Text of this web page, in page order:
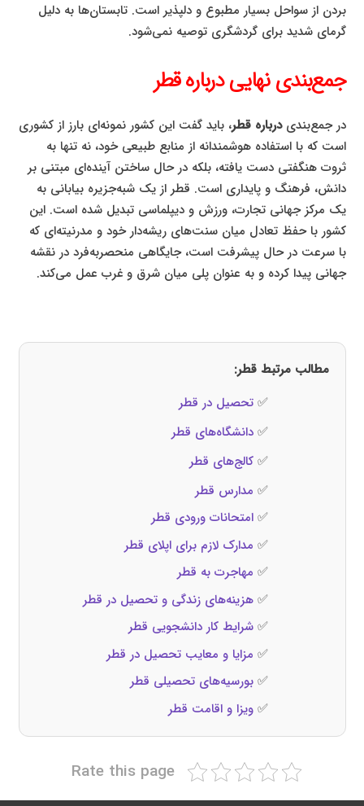
بردن از سواحل بسیار مطبوع و دلپذیر است. تابستان‌ها به دلیل
گرمای شدید برای گردشگری توصیه نمی‌شود.
جمع‌بندی نهایی درباره قطر
در جمع‌بندیدرباره قطر، باید گفت این کشور نمونه‌ای بارز از کشوری
است که با استفاده هوشمندانه از منابع طبیعی خود، نه تنها به
ثروت هنگفتی دست یافته، بلکه در حال ساختن آینده‌ای مبتنی بر
دانش، فرهنگ و پایداری است. قطر از یک شبه‌جزیره بیابانی به
یک مرکز جهانی تجارت، ورزش و دیپلماسی تبدیل شده است. این
کشور با حفظ تعادل میان سنت‌های ریشه‌دار خود و مدرنیته‌ای که
با سرعت در حال پیشرفت است، جایگاهی منحصربه‌فرد در نقشه
جهانی پیدا کرده و به عنوان پلی میان شرق و غرب عمل می‌کند.
مطالب مرتبط قطر:
✅تحصیل در قطر
✅دانشگاه‌های قطر
✅کالج‌های قطر
✅ مدارس قطر
✅امتحانات ورودی قطر
✅ مدارک لازم برای اپلای قطر
✅ مهاجرت به قطر
✅هزینه‌های زندگی و تحصیل در قطر
✅شرایط کار دانشجویی قطر
✅ مزایا و معایب تحصیل در قطر
✅بورسیه‌های تحصیلی قطر
✅ویزا و اقامت قطر
Rate this page